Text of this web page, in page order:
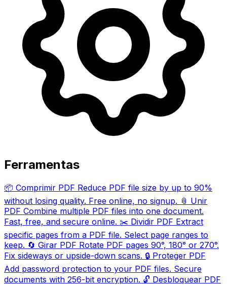
Ferramentas
📦 Comprimir PDF Reduce PDF file size by up to 90%
without losing quality. Free online, no signup. 📎 Unir
PDF Combine multiple PDF files into one document.
Fast, free, and secure online. ✂️ Dividir PDF Extract
specific pages from a PDF file. Select page ranges to
keep. 🔄 Girar PDF Rotate PDF pages 90°, 180° or 270°.
Fix sideways or upside-down scans. 🔒 Proteger PDF
Add password protection to your PDF files. Secure
documents with 256-bit encryption. 🔓 Desbloquear PDF